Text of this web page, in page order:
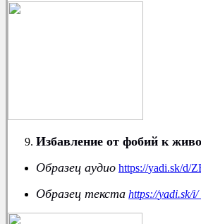
Избавление от фобий к
Образец аудио https://yadi.sk/d/
Образец текста https://yadi.sk/i/_